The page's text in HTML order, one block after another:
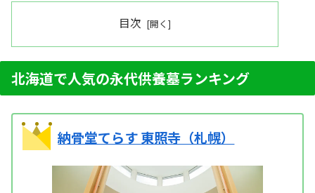
目次
北海道で人気の永代供養墓ランキング
納骨堂てらす 東照寺（札幌）